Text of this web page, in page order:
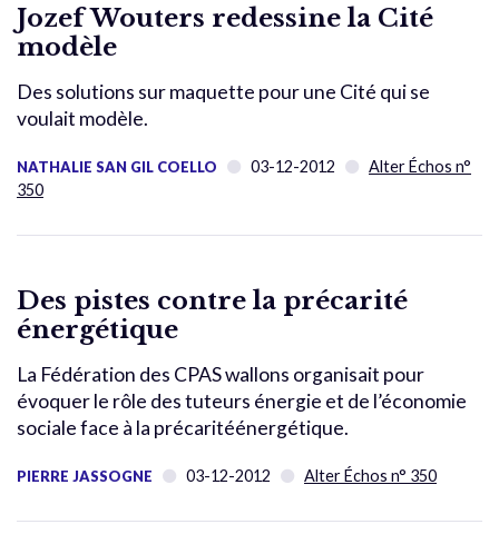
Jozef Wouters redessine la Cité
modèle
Des solutions sur maquette pour une Cité qui se
voulait modèle.
NATHALIE SAN GIL COELLO 03-12-2012
Alter Échos n°
350
Des pistes contre la précarité
énergétique
La Fédération des CPAS wallons organisait pour
évoquer le rôle des tuteurs énergie et de l’économie
sociale face à la précaritéénergétique.
PIERRE JASSOGNE 03-12-2012 Alter Échos n° 350